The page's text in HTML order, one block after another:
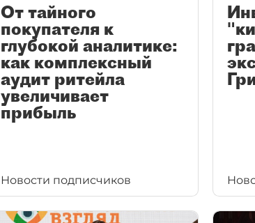
От тайного
покупателя к
глубокой аналитике:
как комплексный
аудит ритейла
увеличивает
прибыль
Новости подписчиков